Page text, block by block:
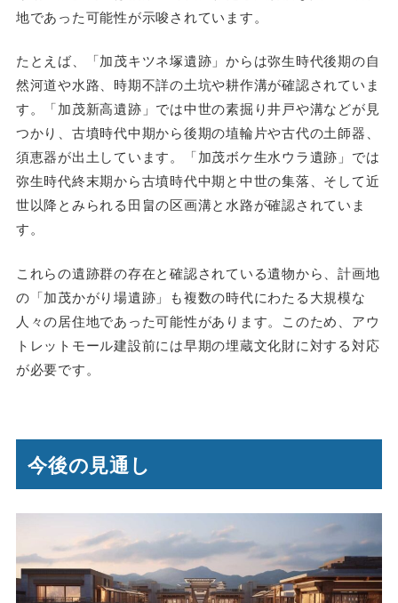
地であった可能性が示唆されています。
たとえば、「加茂キツネ塚遺跡」からは弥生時代後期の自
然河道や水路、時期不詳の土坑や耕作溝が確認されていま
す。「加茂新高遺跡」では中世の素掘り井戸や溝などが見
つかり、古墳時代中期から後期の埴輪片や古代の土師器、
須恵器が出土しています。「加茂ボケ生水ウラ遺跡」では
弥生時代終末期から古墳時代中期と中世の集落、そして近
世以降とみられる田畠の区画溝と水路が確認されていま
す。
これらの遺跡群の存在と確認されている遺物から、計画地
の「加茂かがり場遺跡」も複数の時代にわたる大規模な
人々の居住地であった可能性があります。このため、アウ
トレットモール建設前には早期の埋蔵文化財に対する対応
が必要です。
今後の見通し